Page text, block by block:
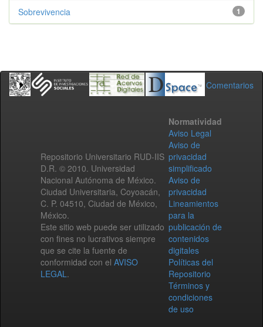
1
Sobrevivencia
Comentarios
Repositorio Universitario RUD-IIS
D.R. © 2010. Universidad
Nacional Autónoma de México.
Ciudad Universitaria, Coyoacán,
C. P. 04510, Ciudad de México,
México.
Este sitio web puede ser utilizado
con fines no lucrativos siempre
que se cite la fuente de
conformidad con el AVISO
LEGAL.
Normatividad
Aviso Legal
Aviso de
privacidad
simplificado
Aviso de
privacidad
Lineamientos
para la
publicación de
contenidos
digitales
Políticas del
Repositorio
Términos y
condiciones
de uso